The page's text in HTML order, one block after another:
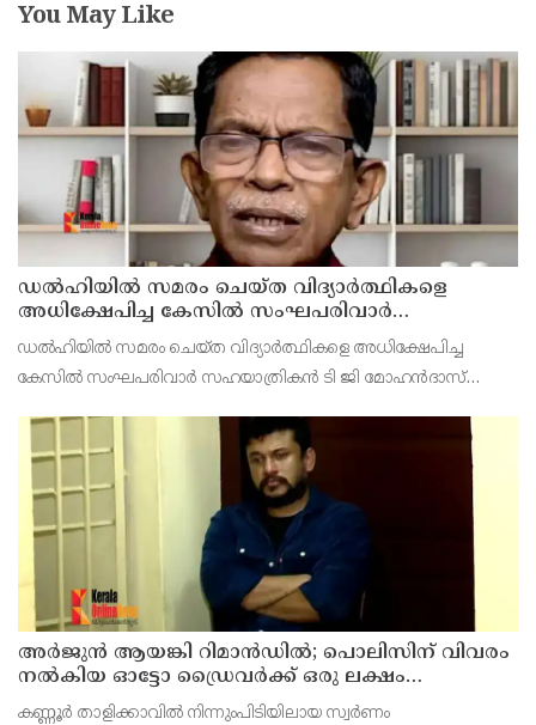
You May Like
ഡൽഹിയിൽ സമരം ചെയ്ത വിദ്യാർത്ഥികളെ
അധിക്ഷേപിച്ച കേസില്‍ സംഘപരിവാർ
സഹയാത്രികൻ ടി ജി മോഹന്‍ദാസ് കസ്റ്റഡിയിൽ
ഡല്‍ഹിയില്‍ സമരം ചെയ്ത വിദ്യാര്‍ത്ഥികളെ അധിക്ഷേപിച്ച
കേസില്‍ സംഘപരിവാര്‍ സഹയാത്രികന്‍ ടി ജി മോഹന്‍ദാസ്
അര്‍ജുന്‍ ആയങ്കി റിമാന്‍ഡില്‍; പൊലിസിന് വിവരം
നൽകിയ ഓട്ടോ ഡ്രൈവർക്ക് ഒരു ലക്ഷം
പാരിതോഷികം നൽകുമെന്ന് മന്ത്രി
കണ്ണൂർ താളിക്കാവിൽ നിന്നുംപിടിയിലായ സ്വർണം